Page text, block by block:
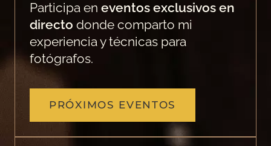
Participa en eventos exclusivos en
directo donde comparto mi
experiencia y técnicas para
fotógrafos.
PRÓXIMOS EVENTOS